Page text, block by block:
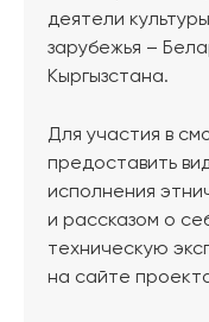
деятели
зарубежья –
Кыргызстана.
Для участия в
предоставить
исполнения
и рассказом о
техническую
на сайте